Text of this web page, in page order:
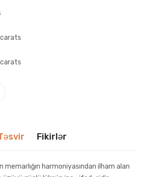
Fikirlər
harmoniyasından ilham alan